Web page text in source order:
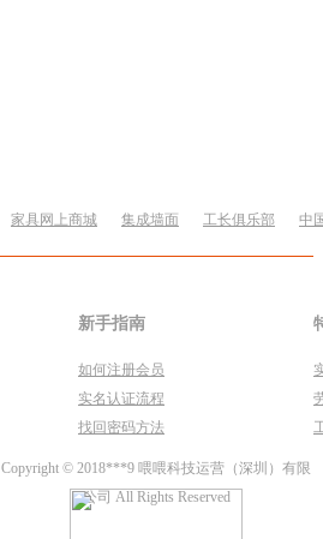
家具网上商城 集成墙面 工长俱乐部 中
新手指南
如何注册会员
实名认证流程
找回密码方法
Copyright © 2018***9 喂喂科技运营（深圳）有限
公司 All Rights Reserved